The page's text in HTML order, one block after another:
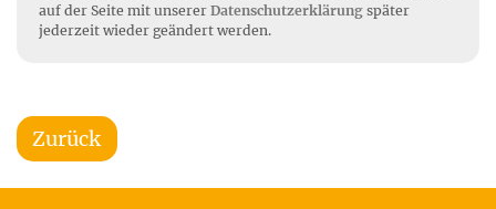
auf der Seite mit unserer Datenschutzerklärung später
jederzeit wieder geändert werden.
Zurück